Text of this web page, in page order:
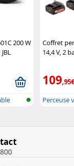
200 W
Coffret
14,4 V, 2
109
Perceuse